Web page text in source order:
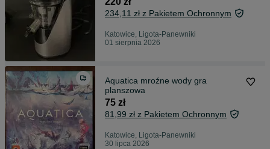
234,11 zł z Pakietem Ochronnym
Katowice, Ligota-Panewniki
01 sierpnia 2026
Aquatica mroźne wody gra
planszowa
75 zł
81,99 zł z Pakietem Ochronnym
Katowice, Ligota-Panewniki
30 lipca 2026